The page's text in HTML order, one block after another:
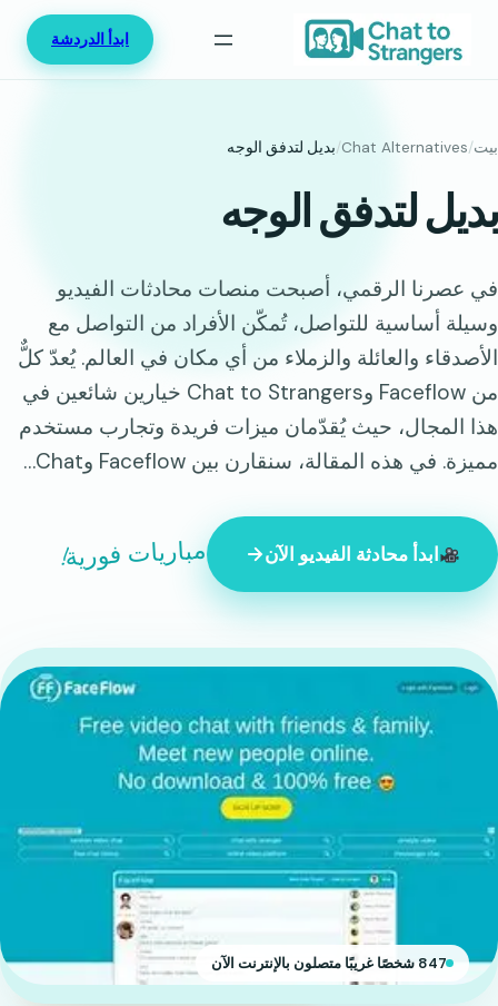
ابدأ الدردشة
بيت/
Chat Alternatives
/بديل لتدفق الوجه
بديل لتدفق الوجه
في عصرنا الرقمي، أصبحت منصات محادثات الفيديو
وسيلة أساسية للتواصل، تُمكّن الأفراد من التواصل مع
الأصدقاء والعائلة والزملاء من أي مكان في العالم. يُعدّ كلٌّ
من Faceflow وChat to Strangers خيارين شائعين في
هذا المجال، حيث يُقدّمان ميزات فريدة وتجارب مستخدم
مميزة. في هذه المقالة، سنقارن بين Faceflow وChat…
ابدأ محادثة الفيديو الآن مباريات فورية!
847 شخصًا غريبًا متصلون بالإنترنت الآن